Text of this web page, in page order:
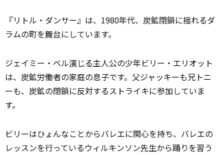
『リトル・ダンサー』は、1980年代、炭鉱閉鎖に揺れるダ
ラムの町を舞台にしています。
ジェイミー・ベル演じる主人公の少年ビリー・エリオット
は、炭鉱労働者の家庭の息子です。父ジャッキーも兄トニ
ーも、炭鉱の閉鎖に反対するストライキに参加していま
す。
ビリーはひょんなことからバレエに関心を持ち、バレエの
レッスンを行っているウィルキンソン先生から踊りを習う